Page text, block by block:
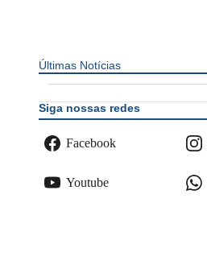
Últimas Notícias
Siga nossas redes
Facebook
Youtube